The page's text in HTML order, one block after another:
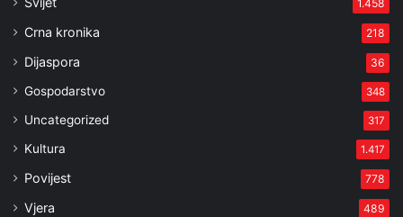
1.458
Crna kronika 218
Dijaspora 36
Gospodarstvo 348
Uncategorized 317
Kultura 1.417
Povijest 778
Vjera 489